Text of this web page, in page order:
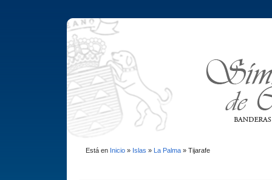
Está en Inicio» Islas » La Palma» Tijarafe